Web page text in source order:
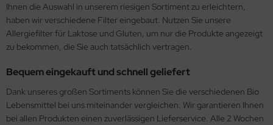
Ihnen die Auswahl in unserem riesigen Sortiment zu erleichtern,
haben wir verschiedene Filter eingebaut. Nutzen Sie unsere
Allergiefilter für Laktose und Gluten, um nur die Produkte angezeigt
zu bekommen, die Sie auch tatsächlich vertragen.
Bequem eingekauft und schnell geliefert
Dank unseres großen Sortiments können Sie die verschiedenen Bio
Lebensmittel bei uns miteinander vergleichen. Wir garantieren Ihnen
bei allen Produkten einen zuverlässigen Lieferservice. Alle 2 Wochen